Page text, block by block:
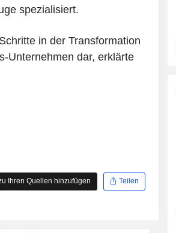
spezialisiert.
in der Transformation
Unternehmen dar, erklärte
Ihren Quellen hinzufügen Teilen